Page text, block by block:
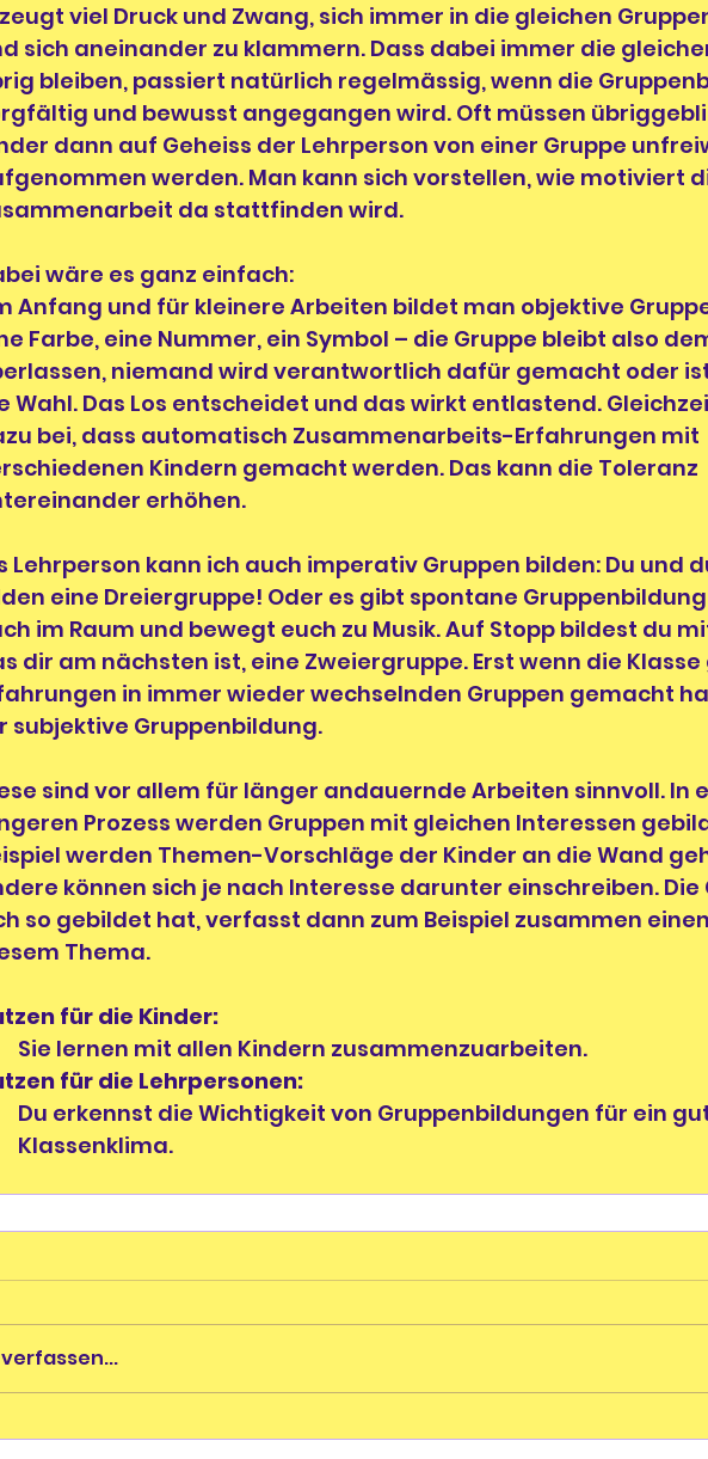
viel Druck und Zwang, sich immer in die gleichen
sich aneinander zu klammern. Dass dabei immer die
bleiben, passiert natürlich regelmässig, wenn die
und bewusst angegangen wird. Oft müssen
dann auf Geheiss der Lehrperson von einer Gruppe
werden. Man kann sich vorstellen, wie motiviert
da stattfinden wird.
wäre es ganz einfach:
Anfang und für kleinere Arbeiten bildet man objektive
Farbe, eine Nummer, ein Symbol – die Gruppe bleibt also
niemand wird verantwortlich dafür gemacht oder
Wahl. Das Los entscheidet und das wirkt entlastend.
bei, dass automatisch Zusammenarbeits-Erfahrungen mit
Kindern gemacht werden. Das kann die Toleranz
erhöhen.
Lehrperson kann ich auch imperativ Gruppen bilden: Du und
eine Dreiergruppe! Oder es gibt spontane
im Raum und bewegt euch zu Musik. Auf Stopp bildest du
dir am nächsten ist, eine Zweiergruppe. Erst wenn die
in immer wieder wechselnden Gruppen gemacht
subjektive Gruppenbildung.
sind vor allem für länger andauernde Arbeiten sinnvoll. In
Prozess werden Gruppen mit gleichen Interessen
werden Themen-Vorschläge der Kinder an die Wand
können sich je nach Interesse darunter einschreiben. Die
so gebildet hat, verfasst dann zum Beispiel zusammen
Thema.
für die Kinder:
Sie lernen mit allen Kindern zusammenzuarbeiten.
für die Lehrpersonen:
Du erkennst die Wichtigkeit von Gruppenbildungen für ein
Klassenklima.